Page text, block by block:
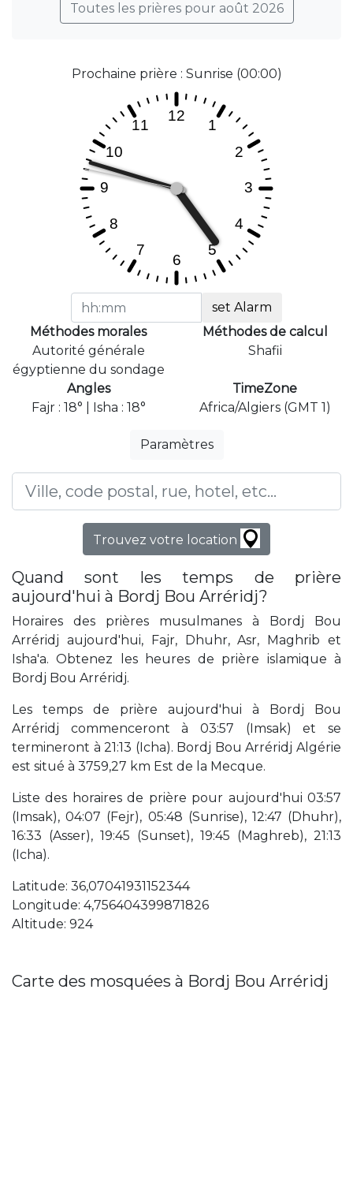
Toutes les prières pour août 2026
Prochaine prière : Sunrise (00:00)
set Alarm
Méthodes morales
Autorité générale
égyptienne du sondage
Méthodes de calcul
Shafii
Angles
Fajr : 18° | Isha : 18°
TimeZone
Africa/Algiers (GMT 1)
Paramètres
Trouvez votre location
Quand sont les temps de prière
aujourd'hui à Bordj Bou Arréridj?
Horaires des prières musulmanes à Bordj Bou
Arréridj aujourd'hui, Fajr, Dhuhr, Asr, Maghrib et
Isha'a. Obtenez les heures de prière islamique à
Bordj Bou Arréridj.
Les temps de prière aujourd'hui à Bordj Bou
Arréridj commenceront à 03:57 (Imsak) et se
termineront à 21:13 (Icha). Bordj Bou Arréridj Algérie
est situé à 3759,27 km Est de la Mecque.
Liste des horaires de prière pour aujourd'hui 03:57
(Imsak), 04:07 (Fejr), 05:48 (Sunrise), 12:47 (Dhuhr),
16:33 (Asser), 19:45 (Sunset), 19:45 (Maghreb), 21:13
(Icha).
Latitude: 36,07041931152344
Longitude: 4,756404399871826
Altitude: 924
Carte des mosquées à Bordj Bou Arréridj